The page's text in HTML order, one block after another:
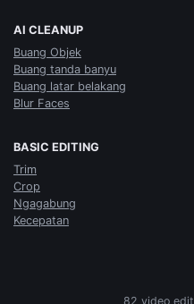
AI CLEANUP
Buang Objek
Buang tanda banyu
Buang latar belakang
Blur Faces
BASIC EDITING
Trim
Crop
Ngagabung
Kecepatan
82 video edit